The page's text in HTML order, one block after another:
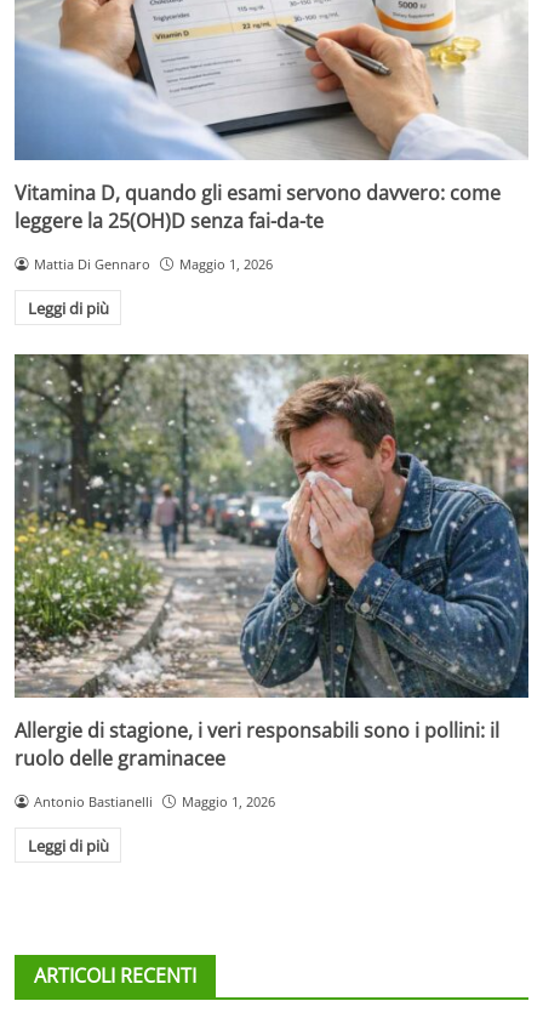
Vitamina D, quando gli esami servono davvero: come
leggere la 25(OH)D senza fai-da-te
Mattia Di Gennaro Maggio 1, 2026
Leggi di più
Allergie di stagione, i veri responsabili sono i pollini: il
ruolo delle graminacee
Antonio Bastianelli Maggio 1, 2026
Leggi di più
ARTICOLI RECENTI